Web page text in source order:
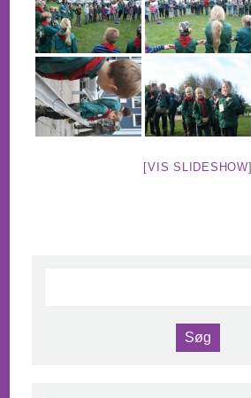
[VIS SLIDESHOW]